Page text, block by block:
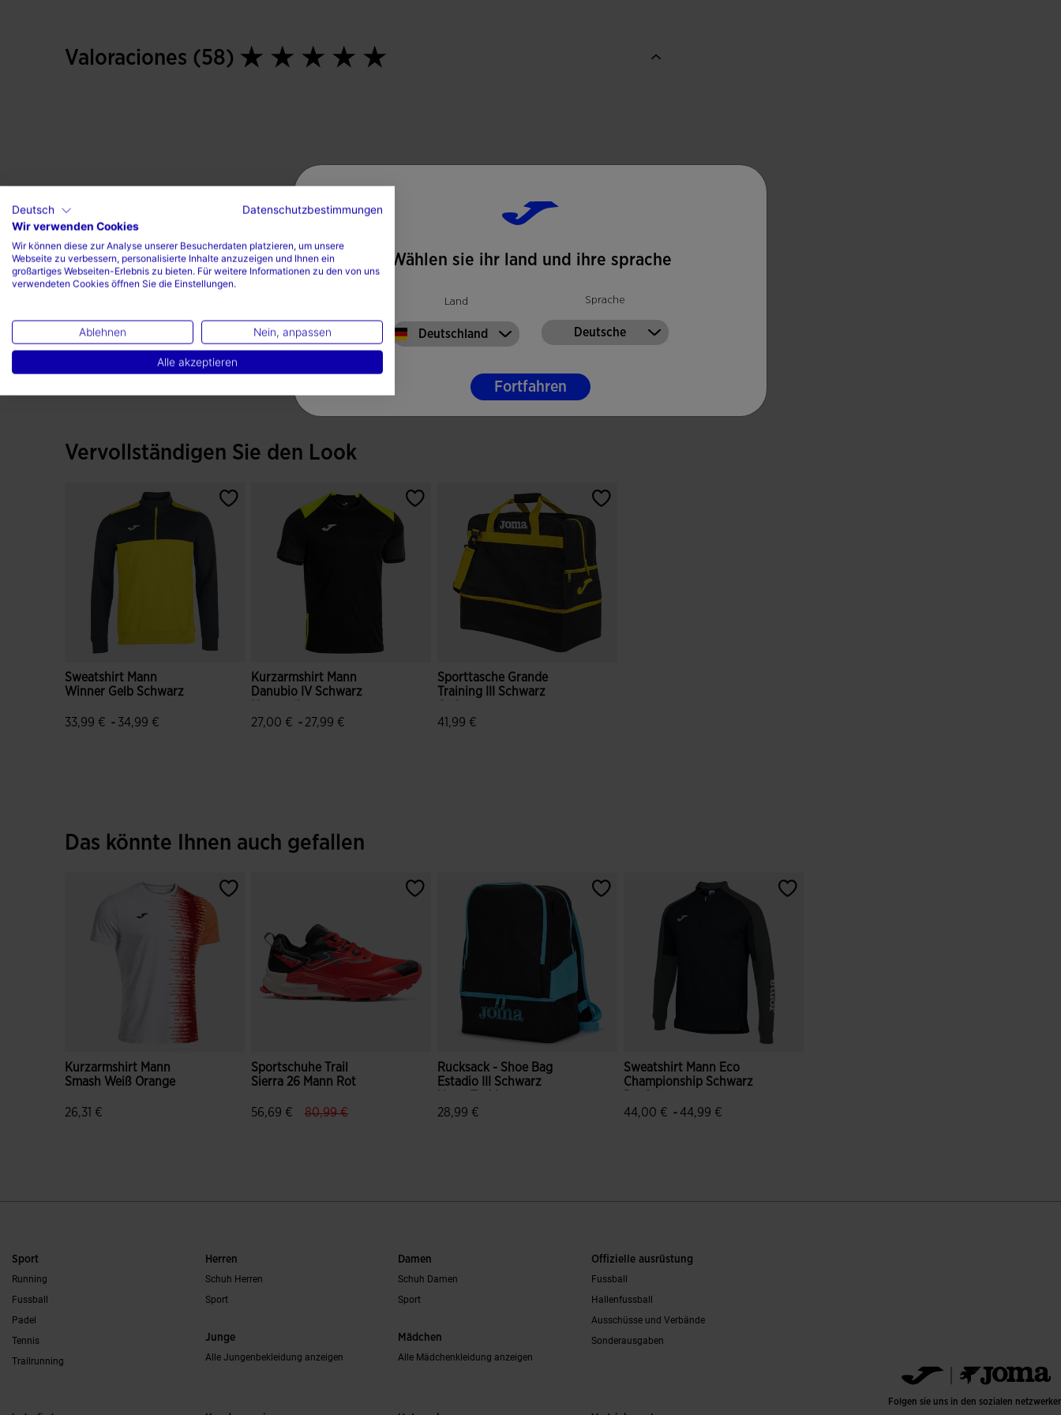
Valoraciones (58)
Vervollständigen Sie den Look
Sweatshirt Mann
Winner Gelb Schwarz
33,99 € - 34,99 €
Kurzarmshirt Mann
Danubio IV Schwarz
27,00 € - 27,99 €
Sporttasche Grande
Training III Schwarz
41,99 €
Das könnte Ihnen auch gefallen
Kurzarmshirt Mann
Smash Weiß Orange
26,31 €
Sportschuhe Trail
Sierra 26 Mann Rot
56,69 € label.price.reduced.from
80,99 €label.price.to
Rucksack - Shoe Bag
Estadio III Schwarz
28,99 €
Sweatshirt Mann Eco
Championship Schwarz
44,00 € - 44,99 €
Sport
Running
Fussball
Padel
Tennis
Trailrunning
Herren
Schuh Herren
Sport
Junge
Alle Jungenbekleidung anzeigen
Damen
Schuh Damen
Sport
Mädchen
Alle Mädchenkleidung anzeigen
Offizielle ausrüstung
Fussball
Hallenfussball
Ausschüsse und Verbände
Sonderausgaben
Folgen sie uns in den sozialen
Wählen sie ihr land und ihre sprache
Land
Deutschland
Sprache
Deutsche
Fortfahren
Deutsch
Datenschutzbestimmungen
Wir verwenden Cookies
Wir können diese zur Analyse unserer Besucherdaten platzieren, um unsere
Webseite zu verbessern, personalisierte Inhalte anzuzeigen und Ihnen ein
großartiges Webseiten-Erlebnis zu bieten. Für weitere Informationen zu den von uns
verwendeten Cookies öffnen Sie die Einstellungen.
Ablehnen Nein, anpassen
Alle akzeptieren